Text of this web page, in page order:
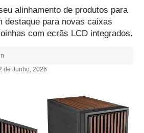
alinhamento de produtos para
destaque para novas caixas
com ecrãs LCD integrados.
de Junho, 2026